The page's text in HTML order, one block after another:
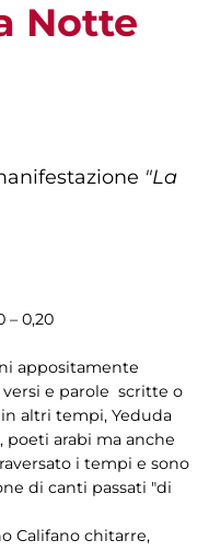
Notte
"La
– 0,20
appositamente
e parole scritte o
altri tempi, Yeduda
poeti arabi ma anche
i tempi e sono
di canti passati "di
Califano chitarre,